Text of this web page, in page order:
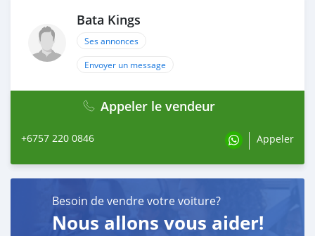
Bata Kings
Ses annonces
Envoyer un message
Appeler le vendeur
+6757 220 0846 Appeler
Besoin de vendre votre voiture?
Nous allons vous aider!